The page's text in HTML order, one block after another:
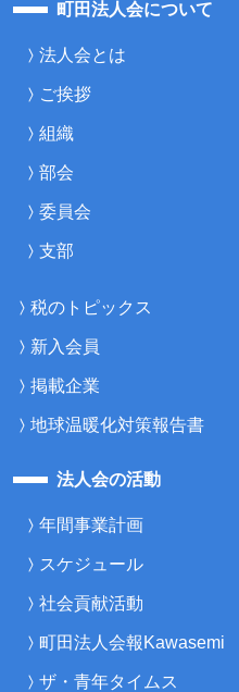
町田法人会について
法人会とは
ご挨拶
組織
部会
委員会
支部
税のトピックス
新入会員
掲載企業
地球温暖化対策報告書
法人会の活動
年間事業計画
スケジュール
社会貢献活動
町田法人会報Kawasemi
ザ・青年タイムス